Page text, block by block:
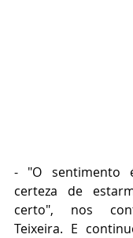
- "O sentimento
certeza de
certo", nos
Teixeira. E